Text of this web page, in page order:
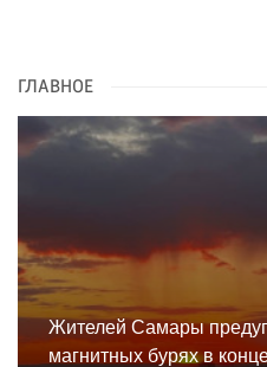
ГЛАВНОЕ
Жителей Самары
магнитных бурях в